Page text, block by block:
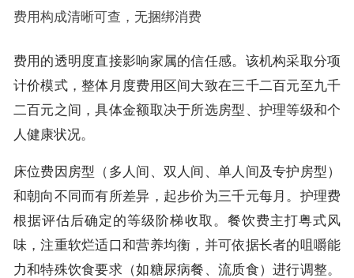
费用构成清晰可查，无捆绑消费
费用的透明度直接影响家属的信任感。该机构采取分项
计价模式，整体月度费用区间大致在三千二百元至九千
二百元之间，具体金额取决于所选房型、护理等级和个
人健康状况。
床位费因房型（多人间、双人间、单人间及专护房型）
和朝向不同而有所差异，起步价为三千元每月。护理费
根据评估后确定的等级阶梯收取。餐饮费主打粤式风
味，注重软烂适口和营养均衡，并可依据长者的咀嚼能
力和特殊饮食要求（如糖尿病餐、流质食）进行调整。